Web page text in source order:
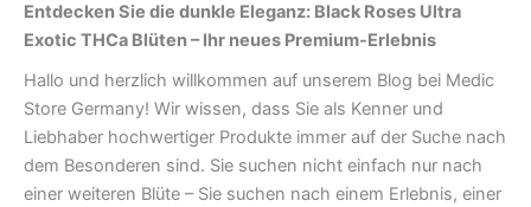
Entdecken Sie die dunkle Eleganz: Black Roses Ultra
Exotic THCa Blüten – Ihr neues Premium-Erlebnis
Hallo und herzlich willkommen auf unserem Blog bei Medic
Store Germany! Wir wissen, dass Sie als Kenner und
Liebhaber hochwertiger Produkte immer auf der Suche nach
dem Besonderen sind. Sie suchen nicht einfach nur nach
einer weiteren Blüte – Sie suchen nach einem Erlebnis, einer